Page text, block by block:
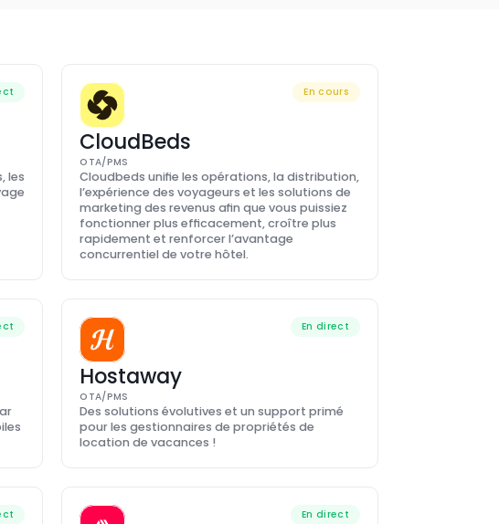
les
En cours
CloudBeds
OTA/PMS
Cloudbeds unifie les opérations, la distribution,
l’expérience des voyageurs et les solutions de
marketing des revenus afin que vous puissiez
fonctionner plus efficacement, croître plus
rapidement et renforcer l’avantage
concurrentiel de votre hôtel.
En direct
Hostaway
OTA/PMS
Des solutions évolutives et un support primé
pour les gestionnaires de propriétés de
location de vacances !
En direct